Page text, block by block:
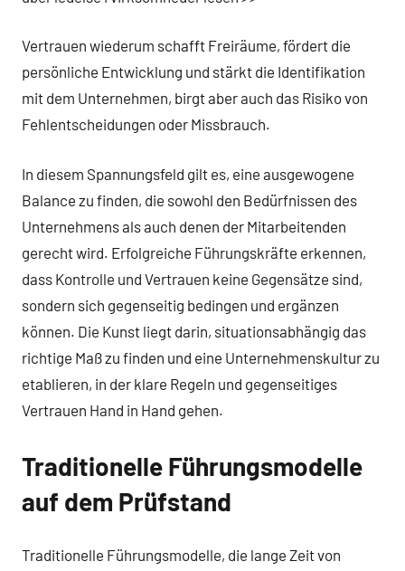
Vertrauen wiederum schafft Freiräume, fördert die
persönliche Entwicklung und stärkt die Identifikation
mit dem Unternehmen, birgt aber auch das Risiko von
Fehlentscheidungen oder Missbrauch.
In diesem Spannungsfeld gilt es, eine ausgewogene
Balance zu finden, die sowohl den Bedürfnissen des
Unternehmens als auch denen der Mitarbeitenden
gerecht wird. Erfolgreiche Führungskräfte erkennen,
dass Kontrolle und Vertrauen keine Gegensätze sind,
sondern sich gegenseitig bedingen und ergänzen
können. Die Kunst liegt darin, situationsabhängig das
richtige Maß zu finden und eine Unternehmenskultur zu
etablieren, in der klare Regeln und gegenseitiges
Vertrauen Hand in Hand gehen.
Traditionelle Führungsmodelle
auf dem Prüfstand
Traditionelle Führungsmodelle, die lange Zeit von